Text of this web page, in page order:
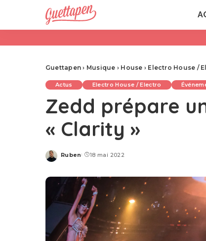
Guettapen › Musique › House › Electro House /
Actus Electro House / Electro
Zedd prépare
« Clarity »
Posted
Ruben 18 mai 2022